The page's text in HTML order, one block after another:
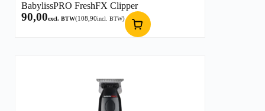
BabylissPRO FreshFX Clipper
90,00excl. BTW(108,90incl. BTW)